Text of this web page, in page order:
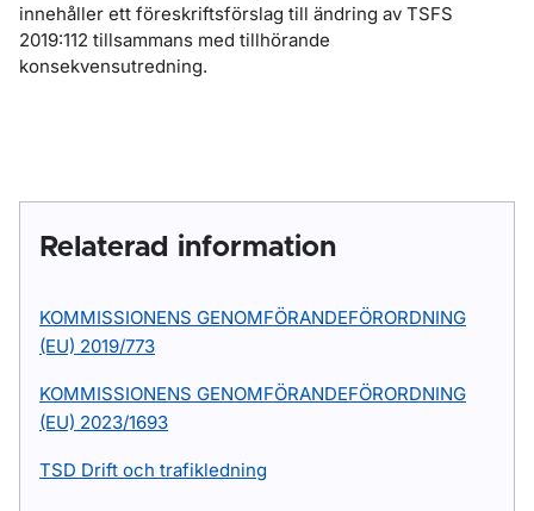
innehåller ett föreskriftsförslag till ändring av TSFS
2019:112 tillsammans med tillhörande
konsekvensutredning.
Relaterad information
KOMMISSIONENS GENOMFÖRANDEFÖRORDNING
(EU) 2019/773
KOMMISSIONENS GENOMFÖRANDEFÖRORDNING
(EU) 2023/1693
TSD Drift och trafikledning